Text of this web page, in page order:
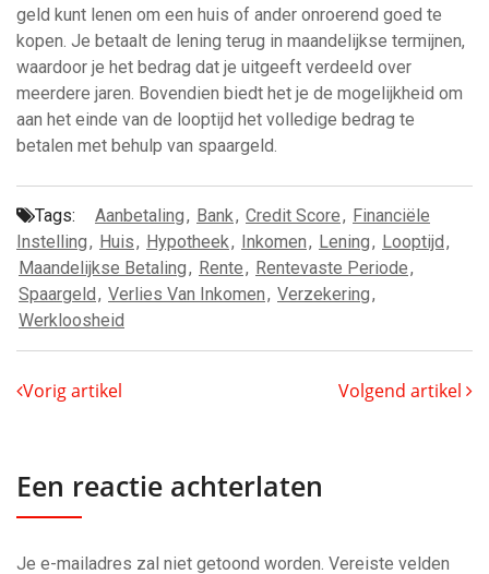
geld kunt lenen om een huis of ander onroerend goed te
kopen. Je betaalt de lening terug in maandelijkse termijnen,
waardoor je het bedrag dat je uitgeeft verdeeld over
meerdere jaren. Bovendien biedt het je de mogelijkheid om
aan het einde van de looptijd het volledige bedrag te
betalen met behulp van spaargeld.
Tags: Aanbetaling, Bank, Credit Score, Financiële
Instelling, Huis, Hypotheek, Inkomen, Lening, Looptijd,
Maandelijkse Betaling, Rente, Rentevaste Periode,
Spaargeld, Verlies Van Inkomen, Verzekering,
Werkloosheid
Vorig artikel Volgend artikel
Een reactie achterlaten
Je e-mailadres zal niet getoond worden. Vereiste velden